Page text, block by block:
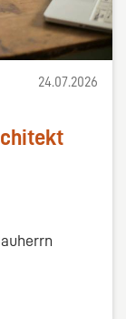
24.07.2026